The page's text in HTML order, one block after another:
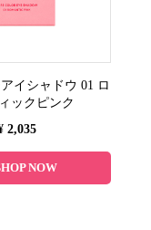
イシャドウ 01 ロ
ックピンク
2,035
NOW